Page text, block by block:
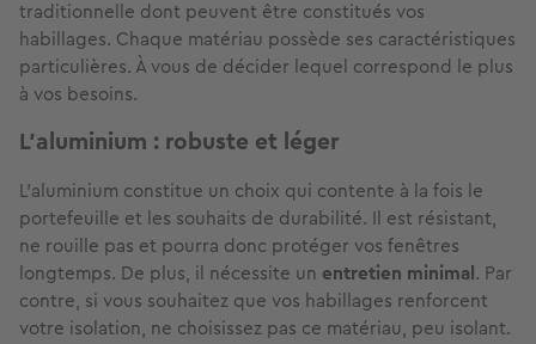
traditionnelle dont peuvent être constitués vos
habillages. Chaque matériau possède ses caractéristiques
particulières. À vous de décider lequel correspond le plus
à vos besoins.
L'aluminium : robuste et léger
L'aluminium constitue un choix qui contente à la fois le
portefeuille et les souhaits de durabilité. Il est résistant,
ne rouille pas et pourra donc protéger vos fenêtres
longtemps. De plus, il nécessite un entretien minimal. Par
contre, si vous souhaitez que vos habillages renforcent
votre isolation, ne choisissez pas ce matériau, peu isolant.